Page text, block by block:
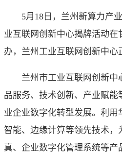
5月18日，兰州新算力产
业互联网创新中心揭牌活动
办，兰州工业互联网创新中心
兰州市工业互联网创新中
品服务、技术创新、产业赋能
业企业数字化转型发展。利用
智能、边缘计算等领先技术，
真、企业数字化管理系统等产